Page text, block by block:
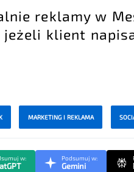
reklamy w
klient
MARKETING I REKLAMA
w: Podsumuj w:
Gemini